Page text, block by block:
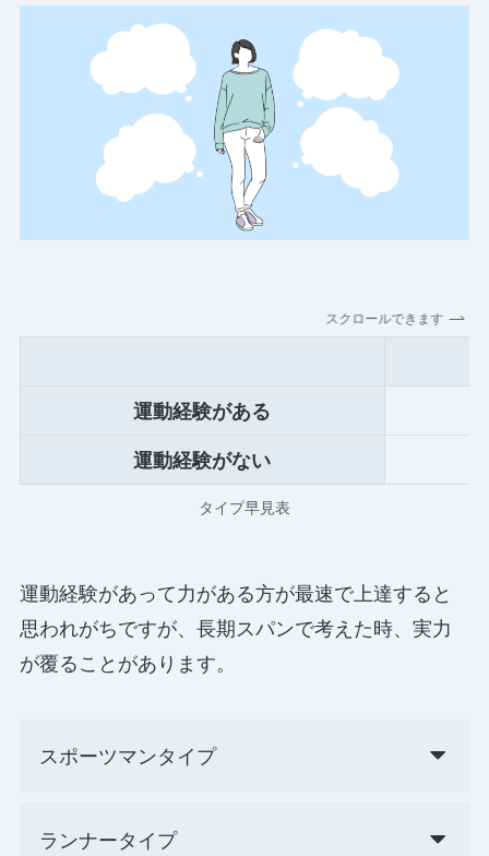
スクロールできます
運動経験がある
運動経験がない
タイプ早見表
運動経験があって力がある方が最速で上達すると
思われがちですが、長期スパンで考えた時、実力
が覆ることがあります。
スポーツマンタイプ
ランナータイプ